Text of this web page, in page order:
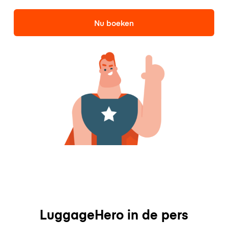
Nu boeken
LuggageHero in de pers